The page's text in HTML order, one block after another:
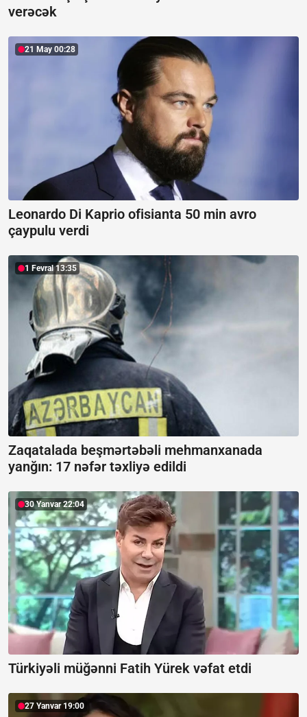
verəcək
21 May 00:28
Leonardo Di Kaprio ofisianta 50 min avro
çaypulu verdi
1 Fevral 13:35
Zaqatalada beşmərtəbəli mehmanxanada
yanğın: 17 nəfər təxliyə edildi
30 Yanvar 22:04
Türkiyəli müğənni Fatih Yürek vəfat etdi
27 Yanvar 19:00